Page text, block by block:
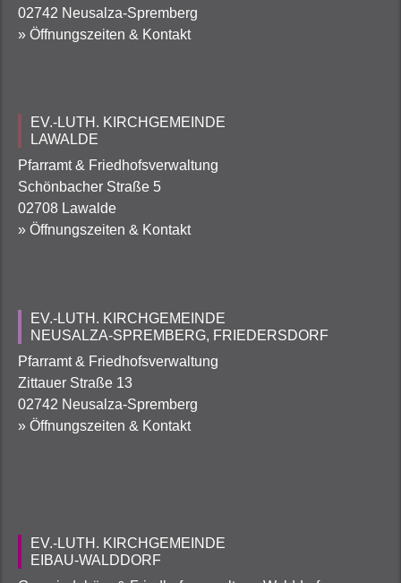
02742 Neusalza-Spremberg
» Öffnungszeiten & Kontakt
EV.-LUTH. KIRCHGEMEINDE
LAWALDE
Pfarramt & Friedhofsverwaltung
Schönbacher Straße 5
02708 Lawalde
» Öffnungszeiten & Kontakt
EV.-LUTH. KIRCHGEMEINDE
NEUSALZA-SPREMBERG, FRIEDERSDORF
Pfarramt & Friedhofsverwaltung
Zittauer Straße 13
02742 Neusalza-Spremberg
» Öffnungszeiten & Kontakt
EV.-LUTH. KIRCHGEMEINDE
EIBAU-WALDDORF